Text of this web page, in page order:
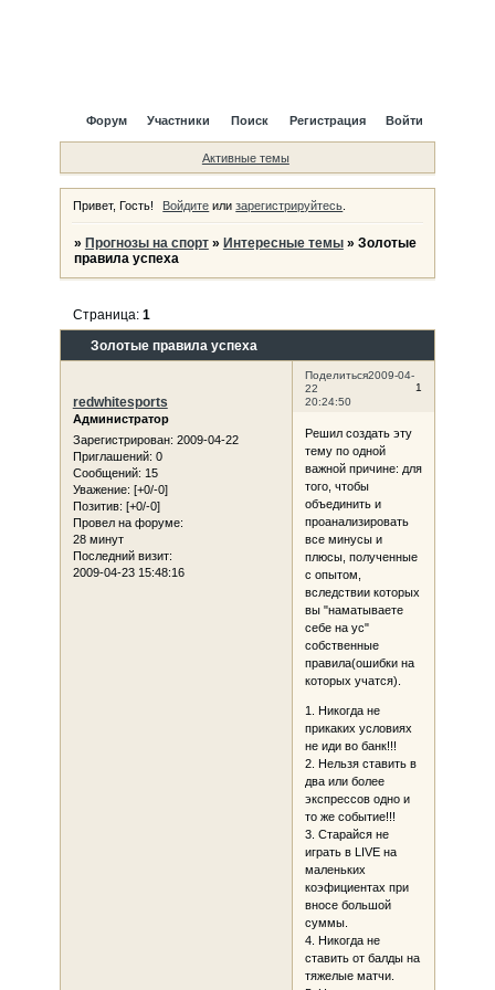
Форум Участники Поиск Регистрация Войти
Активные темы
Привет, Гость! Войдите илизарегистрируйтесь
» Прогнозы на спорт » Интересные темы » Золотые
правила успеха
Золотые правила успеха
Страница: 1
Поделиться
1
2009-04-
22
20:24:50
redwhitesports
Администратор
Зарегистрирован: 2009-04-22
Приглашений: 0
Сообщений: 15
Уважение: [+0/-0]
Позитив: [+0/-0]
Провел на форуме:
28 минут
Последний визит:
2009-04-23 15:48:16
Решил создать эту
тему по одной
важной причине: для
того, чтобы
объединить и
проанализировать
все минусы и
плюсы, полученные
с опытом,
вследствии которых
вы "наматываете
себе на ус"
собственные
правила(ошибки на
которых учатся).
1. Никогда не
прикаких условиях
не иди во банк!!!
2. Нельзя ставить в
два или более
экспрессов одно и
то же событие!!!
3. Старайся не
играть в LIVE на
маленьких
коэфициентах при
вносе большой
суммы.
4. Никогда не
ставить от балды на
тяжелые матчи.